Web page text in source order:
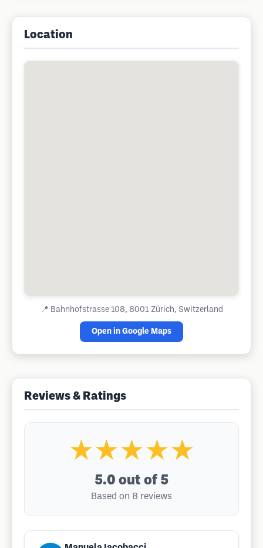
Location
📍 Bahnhofstrasse 108, 8001 Zürich, Switzerland
Open in Google Maps
Reviews & Ratings
★★★★★
5.0 out of 5
Based on 8 reviews